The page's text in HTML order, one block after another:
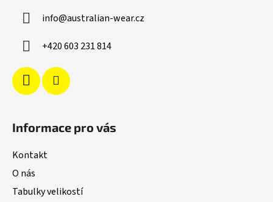
info@australian-wear.cz
+420 603 231 814
Informace pro vás
Kontakt
O nás
Tabulky velikostí